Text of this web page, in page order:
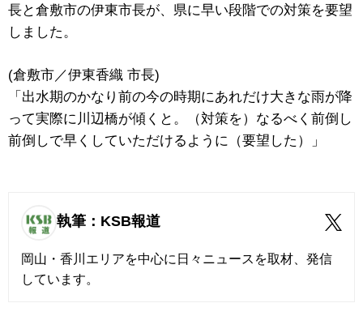
長と倉敷市の伊東市長が、県に早い段階での対策を要望
しました。
(倉敷市／伊東香織 市長)
「出水期のかなり前の今の時期にあれだけ大きな雨が降
って実際に川辺橋が傾くと。（対策を）なるべく前倒し
前倒しで早くしていただけるように（要望した）」
執筆：KSB報道
岡山・香川エリアを中心に日々ニュースを取材、発信
しています。